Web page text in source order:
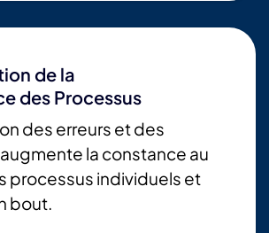
de la
des Processus
des erreurs et des
la constance au
processus individuels et
bout.